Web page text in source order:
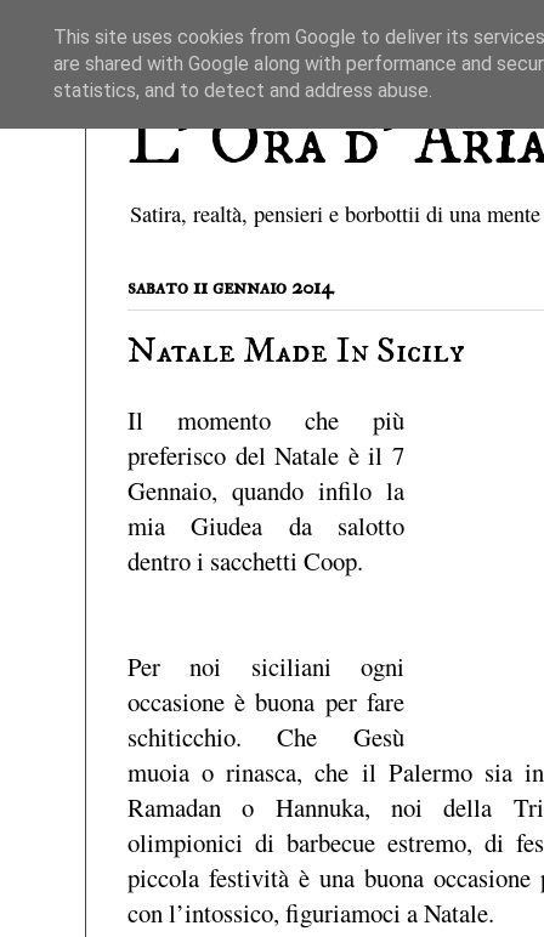
L' Ora d'
Satira, realtà, pensieri e borbottii di una
sabato 11 gennaio 2014
Natale Made In Sicily
Il momento che più
preferisco del Natale è il 7
Gennaio, quando infilo la
mia Giudea da salotto
dentro i sacchetti Coop.
Per noi siciliani ogni
occasione è buona per fare
schiticchio. Che Gesù
muoia o rinasca, che il Palermo sia
Ramadan o Hannuka, noi della
olimpionici di barbecue estremo, di
piccola festività è una buona
con l’intossico, figuriamoci a Natale.
This site uses cookies from Google to deliver its
are shared with Google along with performance and
statistics, and to detect and address abuse.